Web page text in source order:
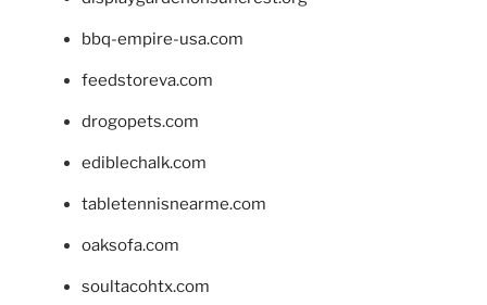
bbq-empire-usa.com
feedstoreva.com
drogopets.com
ediblechalk.com
tabletennisnearme.com
oaksofa.com
soultacohtx.com